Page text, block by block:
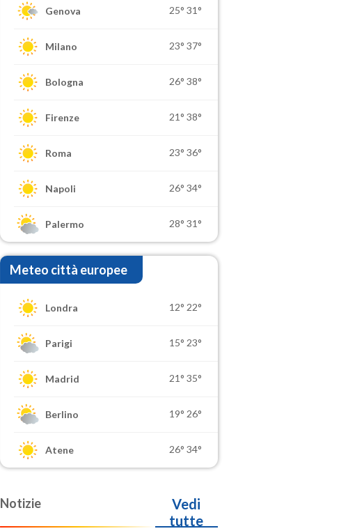
Genova 25° 31°
Milano 23° 37°
Bologna 26° 38°
Firenze 21° 38°
Roma 23° 36°
Napoli 26° 34°
Palermo 28° 31°
Meteo città europee
Londra 12° 22°
Parigi 15° 23°
Madrid 21° 35°
Berlino 19° 26°
Atene 26° 34°
Notizie
Vedi
tutte